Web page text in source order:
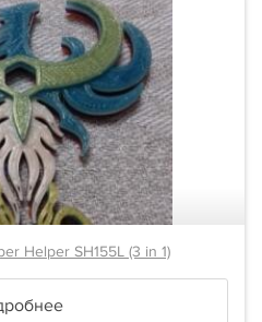
Helper SH155L (3 in 1)